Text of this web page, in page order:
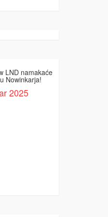
LND namakaće
Nowinkarja!